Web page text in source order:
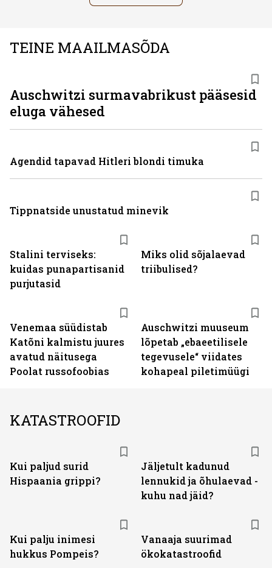
TEINE MAAILMASÕDA
Stalini terviseks:
kuidas punapartisanid
purjutasid
Miks olid sõjalaevad
triibulised?
Venemaa süüdistab
Katõni kalmistu juures
avatud näitusega
Poolat russofoobias
Auschwitzi muuseum
lõpetab „ebaeetilisele
tegevusele“ viidates
kohapeal piletimüügi
Auschwitzi surmavabrikust pääsesid
eluga vähesed
Agendid tapavad Hitleri blondi timuka
Tippnatside unustatud minevik
KATASTROOFID
Kui paljud surid
Hispaania grippi?
Jäljetult kadunud
lennukid ja õhulaevad -
kuhu nad jäid?
Kui palju inimesi
hukkus Pompeis?
Vanaaja suurimad
ökokatastroofid